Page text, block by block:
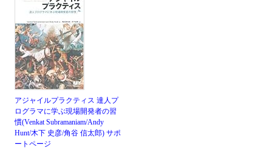
アジャイルプラクティス 達人プ
ログラマに学ぶ現場開発者の習
慣(Venkat Subramaniam/Andy
Hunt/木下 史彦/角谷 信太郎) サポ
ートページ